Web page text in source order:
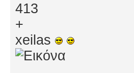
413
+
xeilas